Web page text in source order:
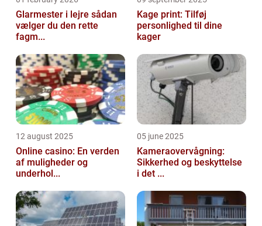
Glarmester i lejre sådan
vælger du den rette
fagm...
Kage print: Tilføj
personlighed til dine
kager
12 august 2025
Online casino: En verden
af muligheder og
underhol...
05 june 2025
Kameraovervågning:
Sikkerhed og beskyttelse
i det ...